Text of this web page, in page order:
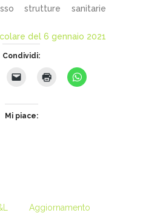
strutture sanitarie
del 6 gennaio 2021
Condividi:
Mi piace:
Aggiornamento